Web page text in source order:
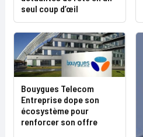
seul coup d’œil
Bouygues Telecom
Entreprise dope son
écosystème pour
renforcer son offre